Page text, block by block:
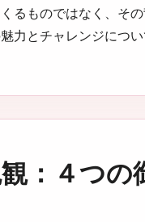
るものではなく、そ
力とチャレンジについ
：４つの